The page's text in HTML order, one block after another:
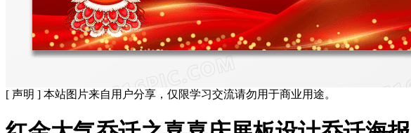
[ 声明 ] 本站图片来自用户分享，仅限学习交流请勿用于商业用途。